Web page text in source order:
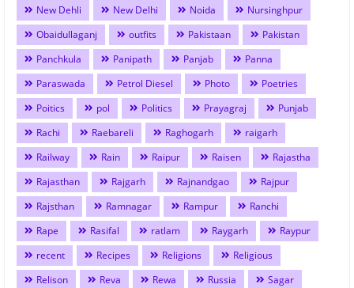
New Dehli
New Delhi Noida
Nursinghpur
Obaidullaganj
outfits Pakistaan
Pakistan
Panchkula
Panipath Panjab
Panna
Paraswada
Petrol Diesel Photo
Poetries
Poitics
pol Politics Prayagraj
Punjab
Rachi
Raebareli Raghogarh
raigarh
Railway
Rain Raipur Raisen
Rajastha
Rajasthan
Rajgarh Rajnandgao
Rajpur
Rajsthan
Ramnagar Rampur
Ranchi
Rape
Rasifal ratlam Raygarh
Raypur
recent
Recipes Religions
Religious
Relison
Reva Rewa Russia
Sagar